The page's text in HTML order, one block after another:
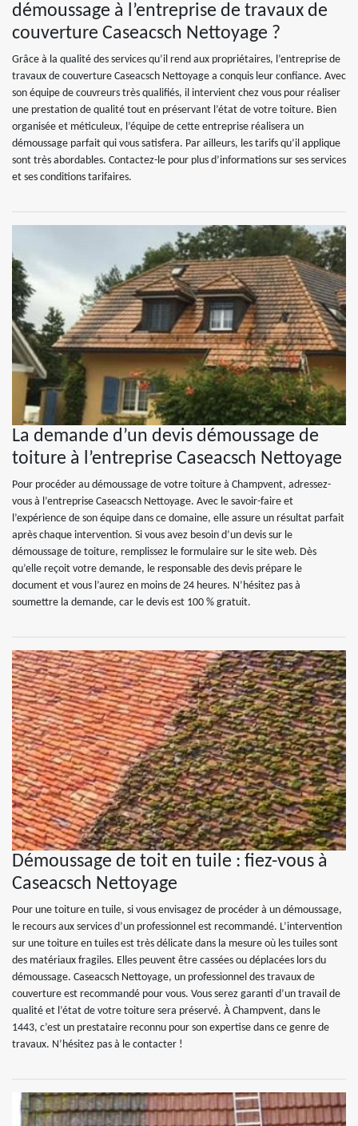
démoussage à l’entreprise de travaux de
couverture Caseacsch Nettoyage ?
Grâce à la qualité des services qu’il rend aux propriétaires, l’entreprise de
travaux de couverture Caseacsch Nettoyage a conquis leur confiance. Avec
son équipe de couvreurs très qualifiés, il intervient chez vous pour réaliser
une prestation de qualité tout en préservant l’état de votre toiture. Bien
organisée et méticuleux, l’équipe de cette entreprise réalisera un
démoussage parfait qui vous satisfera. Par ailleurs, les tarifs qu’il applique
sont très abordables. Contactez-le pour plus d’informations sur ses services
et ses conditions tarifaires.
La demande d’un devis démoussage de
toiture à l’entreprise Caseacsch Nettoyage
Pour procéder au démoussage de votre toiture à Champvent, adressez-
vous à l’entreprise Caseacsch Nettoyage. Avec le savoir-faire et
l’expérience de son équipe dans ce domaine, elle assure un résultat parfait
après chaque intervention. Si vous avez besoin d’un devis sur le
démoussage de toiture, remplissez le formulaire sur le site web. Dès
qu’elle reçoit votre demande, le responsable des devis prépare le
document et vous l’aurez en moins de 24 heures. N’hésitez pas à
soumettre la demande, car le devis est 100 % gratuit.
Démoussage de toit en tuile : fiez-vous à
Caseacsch Nettoyage
Pour une toiture en tuile, si vous envisagez de procéder à un démoussage,
le recours aux services d’un professionnel est recommandé. L’intervention
sur une toiture en tuiles est très délicate dans la mesure où les tuiles sont
des matériaux fragiles. Elles peuvent être cassées ou déplacées lors du
démoussage. Caseacsch Nettoyage, un professionnel des travaux de
couverture est recommandé pour vous. Vous serez garanti d’un travail de
qualité et l’état de votre toiture sera préservé. À Champvent, dans le
1443, c’est un prestataire reconnu pour son expertise dans ce genre de
travaux. N’hésitez pas à le contacter !